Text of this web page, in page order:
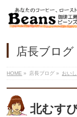
店長ブログ
HOME » 店長ブログ » おい
北むす